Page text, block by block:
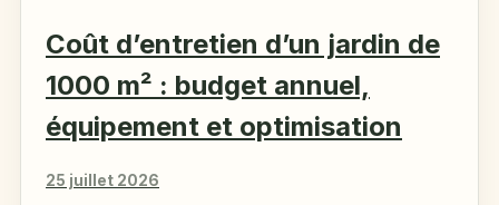
Coût d’entretien d’un jardin de
1000 m² : budget annuel,
équipement et optimisation
25 juillet 2026